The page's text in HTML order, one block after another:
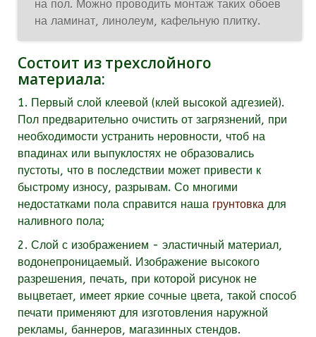
на пол. Можно проводить монтаж таких обоев
на ламинат, линолеум, кафельную плитку.
Состоит из трехслойного
материала:
1. Первый слой клеевой (клей высокой адгезией).
Пол предварительно очистить от загрязнений, при
необходимости устранить неровности, чтоб на
впадинах или выпуклостях не образовались
пустоты, что в последствии может привести к
быстрому износу, разрывам. Со многими
недостатками пола справится наша грунтовка для
наливного пола;
2. Слой с изображением - эластичный материал,
водонепроницаемый. Изображение высокого
разрешения, печать, при которой рисунок не
выцветает, имеет яркие сочные цвета, такой способ
печати применяют для изготовления наружной
рекламы, баннеров, магазинных стендов.